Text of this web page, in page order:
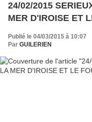
24/02/2015 SERIEUX COUP DE VENT SUR LA
MER D'IROISE ET
Publié le 04/03/2015 à 10:07
Par GUILERIEN